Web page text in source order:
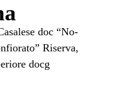
doc “No-
Riserva,
docg